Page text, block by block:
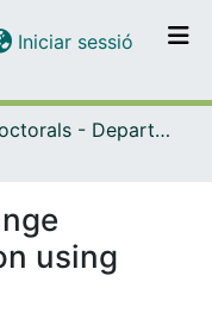
per tot el DD
Iniciar sessió (current)
Tesis Doctorals - Departament - Biologia Evolutiva, Ecologia i Ciències Ambientals
using